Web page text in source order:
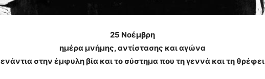
25 Νοέμβρη
ημέρα μνήμης, αντίστασης και αγώνα
ενάντια στην έμφυλη βία και το σύστημα που τη γεννά και τη θρέφει